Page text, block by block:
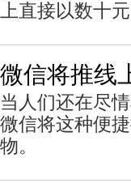
上直接以数十元
微信将推线
当人们还在尽
微信将这种便
物。